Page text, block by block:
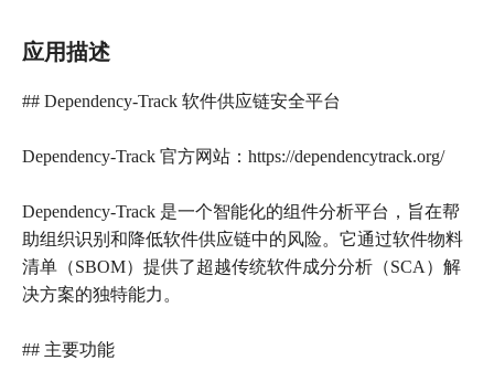
应用描述
## Dependency-Track 软件供应链安全平台
Dependency-Track 官方网站：https://dependencytrack.org/
Dependency-Track 是一个智能化的组件分析平台，旨在帮
助组织识别和降低软件供应链中的风险。它通过软件物料
清单（SBOM）提供了超越传统软件成分分析（SCA）解
决方案的独特能力。
## 主要功能